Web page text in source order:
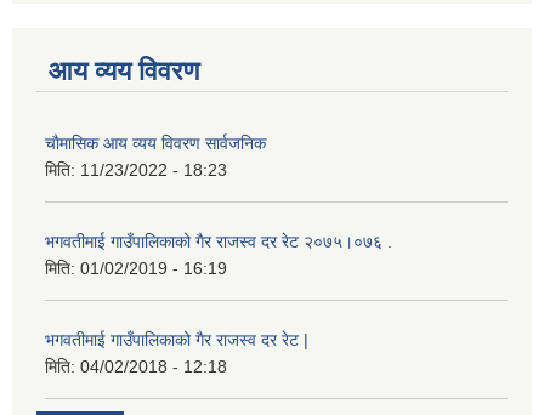
आय व्यय विवरण
चाैमासिक आय व्यय विवरण सार्वजनिक
मिति: 11/23/2022 - 18:23
भगवतीमाई गाउँपालिकाको गैर राजस्व दर रेट २०७५।०७६ .
मिति: 01/02/2019 - 16:19
भगवतीमाई गाउँपालिकाको गैर राजस्व दर रेट |
मिति: 04/02/2018 - 12:18